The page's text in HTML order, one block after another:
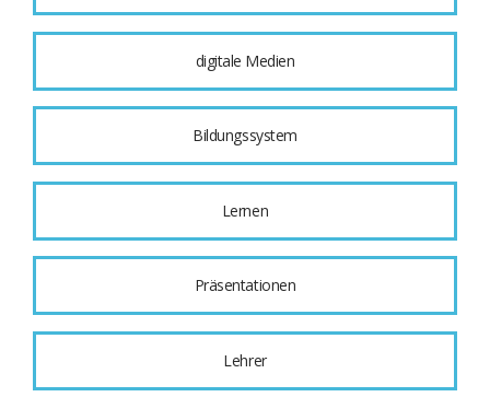
digitale Medien
Bildungssystem
Lernen
Präsentationen
Lehrer